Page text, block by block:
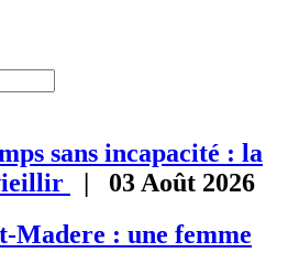
sans incapacité : la
| 03 Août 2026
Madere : une femme